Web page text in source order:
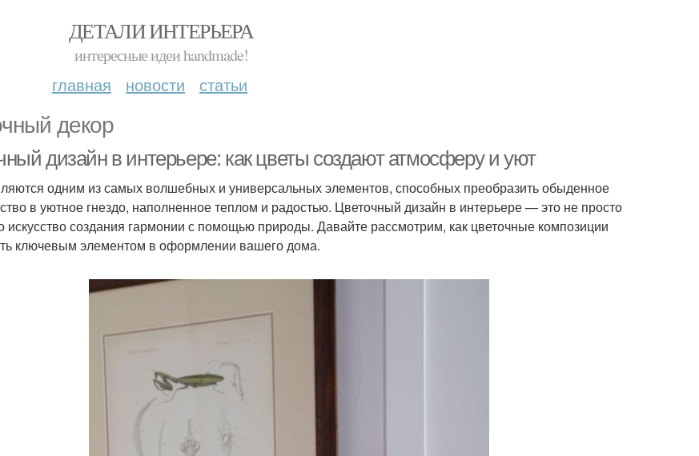
ДЕТАЛИ ИНТЕРЬЕРА
интересные идеи handmade!
главная новости статьи
декор
дизайн в интерьере: как цветы создают атмосферу и уют
одним из самых волшебных и универсальных элементов, способных преобразить обыденное
в уютное гнездо, наполненное теплом и радостью. Цветочный дизайн в интерьере — это не просто
искусство создания гармонии с помощью природы. Давайте рассмотрим, как цветочные композиции
ключевым элементом в оформлении вашего дома.